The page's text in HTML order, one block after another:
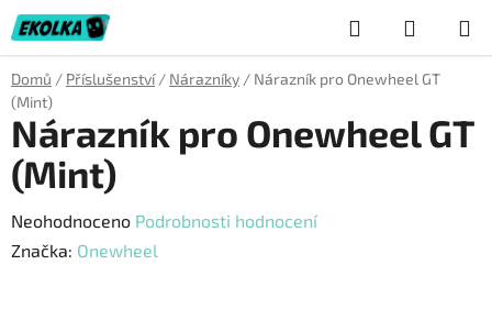
Přejít
na
obsah
Hledat
KOŠÍK
Domů / Příslušenství / Nárazníky / Nárazník pro Onewheel GT
(Mint)
Nárazník pro Onewheel GT
(Mint)
Průměrné
hodnocení
Neohodnoceno Podrobnosti hodnocení
Značka: Onewheel